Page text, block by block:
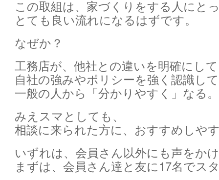
この取組は、家づくりをする人にと
とても良い流れになるはずです。
なぜか？
工務店が、他社との違いを明確にし
自社の強みやポリシーを強く認識し
一般の人から「分かりやすく」なる。
みえスマとしても、
相談に来られた方に、おすすめしや
いずれは、会員さん以外にも声をか
まずは、会員さん達と友に17名でス